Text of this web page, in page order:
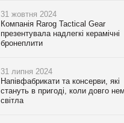
31 жовтня 2024
Компанія Rarog Tactical Gear
презентувала надлегкі керамічні
бронеплити
31 липня 2024
Напівфабрикати та консерви, які
стануть в пригоді, коли довго
світла